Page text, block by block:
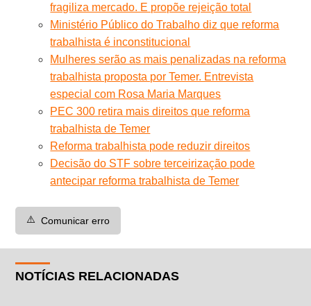
fragiliza mercado. E propõe rejeição total
Ministério Público do Trabalho diz que reforma
trabalhista é inconstitucional
Mulheres serão as mais penalizadas na reforma
trabalhista proposta por Temer. Entrevista
especial com Rosa Maria Marques
PEC 300 retira mais direitos que reforma
trabalhista de Temer
Reforma trabalhista pode reduzir direitos
Decisão do STF sobre terceirização pode
antecipar reforma trabalhista de Temer
⚠️ Comunicar erro
NOTÍCIAS RELACIONADAS